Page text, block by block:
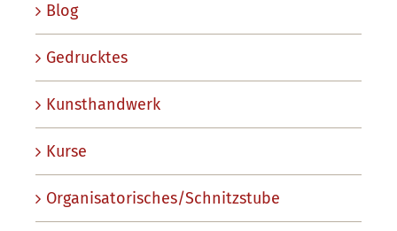
Blog
Gedrucktes
Kunsthandwerk
Kurse
Organisatorisches/Schnitzstube